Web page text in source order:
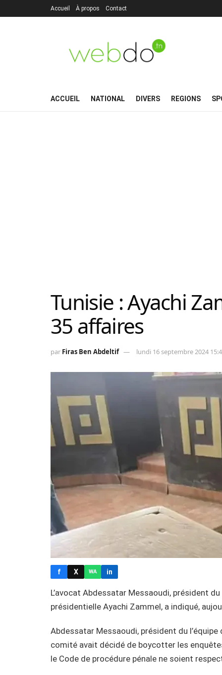
Accueil À propos Contact
ACCUEIL NATIONAL DIVERS REGIONS
Tunisie : Ayachi
35 affaires
par Firas Ben Abdeltif lundi 16 septembre 2024
f X WA in
L’avocat Abdessatar Messaoudi, président
présidentielle Ayachi Zammel, a indiqué,
Abdessatar Messaoudi, président du l’équipe
comité avait décidé de boycotter les
le Code de procédure pénale ne soient